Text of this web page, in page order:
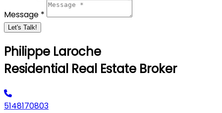
Message *
Let's Talk!
Philippe Laroche
Residential Real Estate Broker
5148170803